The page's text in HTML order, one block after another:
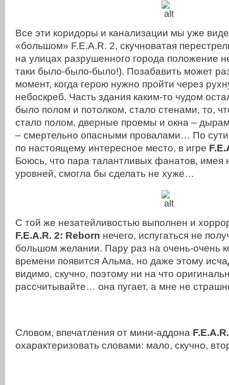
Все эти коридоры и канализации мы уже
«большом» F.E.A.R. 2, скучноватая
на улицах разрушенного города положение
таки было-было-было!). Позабавить может
момент, когда герою нужно пройти через
небоскреб. Часть здания каким-то чудом
было полом и потолком, стало стенами, то,
стало полом, дверные проемы и окна –
– смертельно опасными провалами… По сути
по настоящему интересное место, в игре
Боюсь, что пара талантливых фанатов, имея
уровней, смогла бы сделать не хуже…
С той же незатейливостью выполнен и
F.E.A.R. 2: Reborn нечего, испугаться не
большом желании. Пару раз на очень-очень
времени появится Альма, но даже этому
видимо, скучно, поэтому ни на что
рассчитывайте… она пугает, а мне не
Словом, впечатления от мини-аддона
охарактеризовать словами: мало, скучно,